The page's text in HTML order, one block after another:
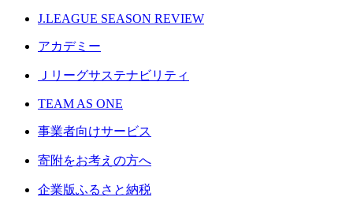
J.LEAGUE SEASON REVIEW
アカデミー
Ｊリーグサステナビリティ
TEAM AS ONE
事業者向けサービス
寄附をお考えの方へ
企業版ふるさと納税